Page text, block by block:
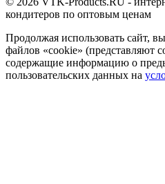
кондитеров по оптовым ценам
Продолжая использовать сайт,
файлов «cookie» (представляют
содержащие информацию о
пользовательских данных на